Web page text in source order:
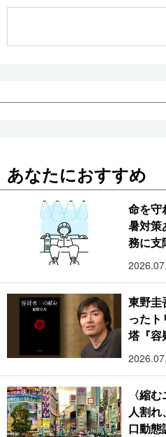
あなたにおすすめ
命を守
暑対策
務に
東野圭
った
塔『容
〈縮
人割
口動態